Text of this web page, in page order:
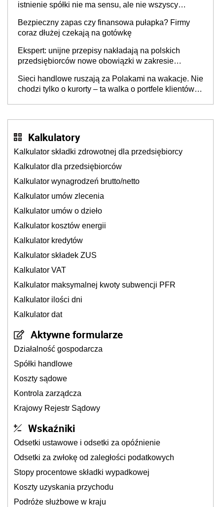
istnienie spółki nie ma sensu, ale nie wszyscy
Bezpieczny zapas czy finansowa pułapka? Firmy
coraz dłużej czekają na gotówkę
Ekspert: unijne przepisy nakładają na polskich
przedsiębiorców nowe obowiązki w zakresie
Sieci handlowe ruszają za Polakami na wakacje. Nie
chodzi tylko o kurorty – ta walka o portfele klientów
Kalkulatory
Kalkulator składki zdrowotnej dla przedsiębiorcy
Kalkulator dla przedsiębiorców
Kalkulator wynagrodzeń brutto/netto
Kalkulator umów zlecenia
Kalkulator umów o dzieło
Kalkulator kosztów energii
Kalkulator kredytów
Kalkulator składek ZUS
Kalkulator VAT
Kalkulator maksymalnej kwoty subwencji PFR
Kalkulator ilości dni
Kalkulator dat
Aktywne formularze
Działalność gospodarcza
Spółki handlowe
Koszty sądowe
Kontrola zarządcza
Krajowy Rejestr Sądowy
Wskaźniki
Odsetki ustawowe i odsetki za opóźnienie
Odsetki za zwłokę od zaległości podatkowych
Stopy procentowe składki wypadkowej
Koszty uzyskania przychodu
Podróże służbowe w kraju